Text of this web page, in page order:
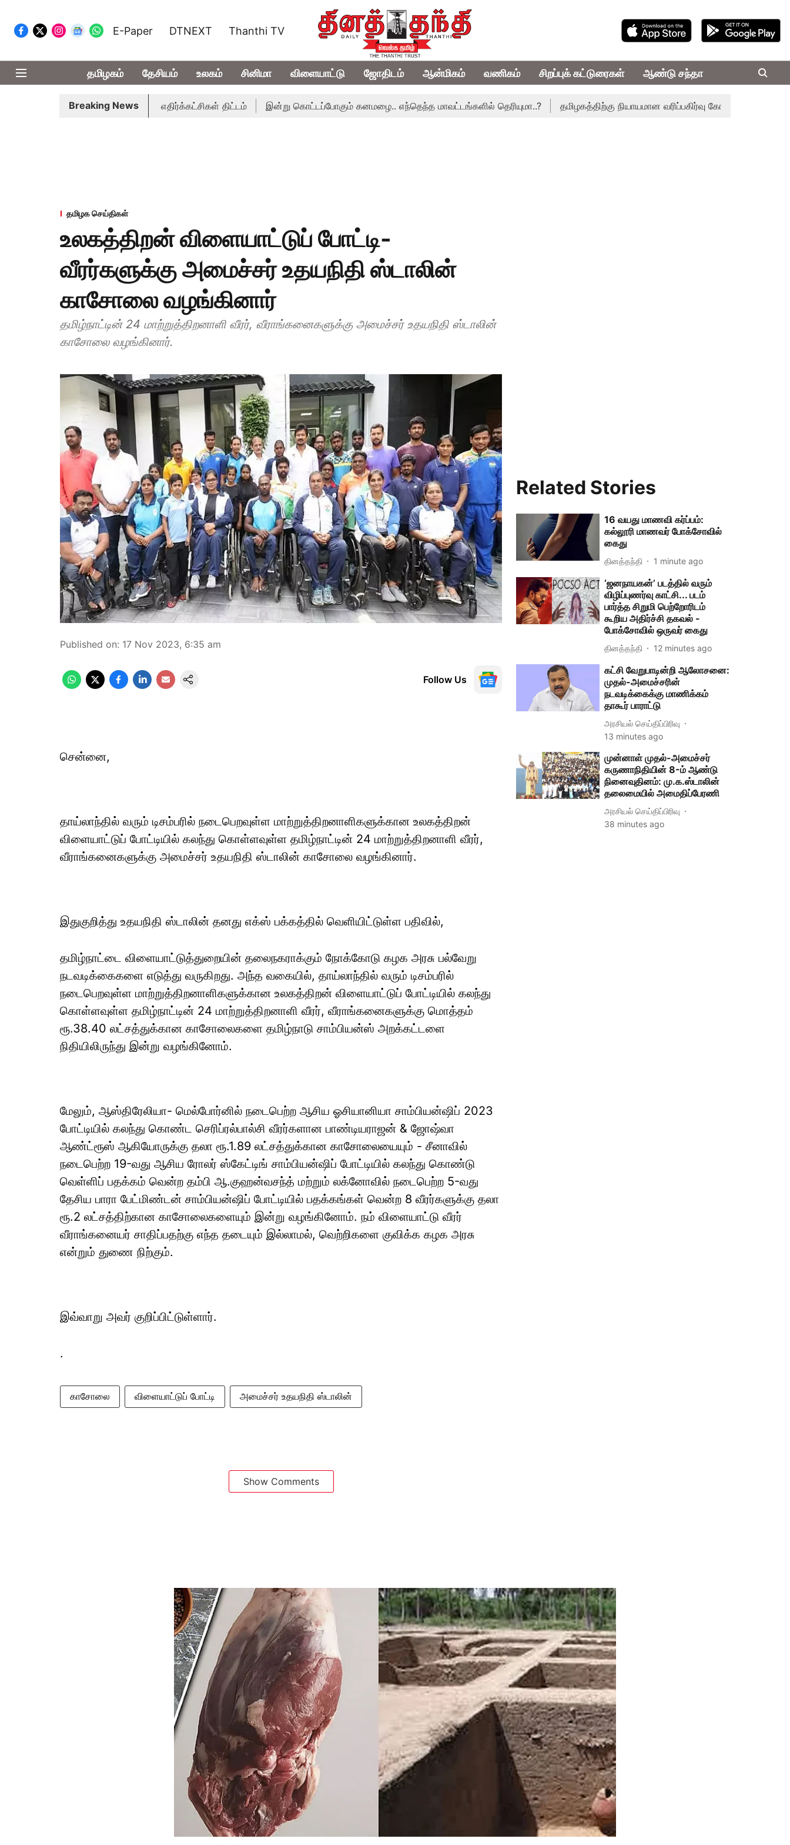
E-Paper DTNEXT Thanthi TV
தமிழகம் தேசியம் உலகம் சினிமா விளையாட்டு ஜோதிடம் ஆன்மிகம் வணிகம் சிறப்புக் கட்டுரைகள் ஆண்டு சந்தா
Breaking News
பிரச்சினைகளை எழுப்ப எதிர்க்கட்சிகள் திட்டம் இன்று கொட்டப்போகும் கனமழை.. எந்தெந்த மாவட்டங்களில் தெரியுமா..? தமிழகத்திற்கு நியாயமான வரிப்பகிர்வு கோரி சட்டசபையில் இன்று
தமிழக செய்திகள்
உலகத்திறன் விளையாட்டுப் போட்டி-
வீரர்களுக்கு அமைச்சர் உதயநிதி ஸ்டாலின்
காசோலை வழங்கினார்
தமிழ்நாட்டின் 24 மாற்றுத்திறனாளி வீரர், வீராங்கனைகளுக்கு அமைச்சர் உதயநிதி ஸ்டாலின்
காசோலை வழங்கினார்.
Published on: 17 Nov 2023, 6:35 am
Follow Us
சென்னை,
தாய்லாந்தில் வரும் டிசம்பரில் நடைபெறவுள்ள மாற்றுத்திறனாளிகளுக்கான உலகத்திறன்
விளையாட்டுப் போட்டியில் கலந்து கொள்ளவுள்ள தமிழ்நாட்டின் 24 மாற்றுத்திறனாளி வீரர்,
வீராங்கனைகளுக்கு அமைச்சர் உதயநிதி ஸ்டாலின் காசோலை வழங்கினார்.
இதுகுறித்து உதயநிதி ஸ்டாலின் தனது எக்ஸ் பக்கத்தில் வெளியிட்டுள்ள பதிவில்,
தமிழ்நாட்டை விளையாட்டுத்துறையின் தலைநகராக்கும் நோக்கோடு கழக அரசு பல்வேறு
நடவடிக்கைகளை எடுத்து வருகிறது. அந்த வகையில், தாய்லாந்தில் வரும் டிசம்பரில்
நடைபெறவுள்ள மாற்றுத்திறனாளிகளுக்கான உலகத்திறன் விளையாட்டுப் போட்டியில் கலந்து
கொள்ளவுள்ள தமிழ்நாட்டின் 24 மாற்றுத்திறனாளி வீரர், வீராங்கனைகளுக்கு மொத்தம்
ரூ.38.40 லட்சத்துக்கான காசோலைகளை தமிழ்நாடு சாம்பியன்ஸ் அறக்கட்டளை
நிதியிலிருந்து இன்று வழங்கினோம்.
மேலும், ஆஸ்திரேலியா- மெல்போர்னில் நடைபெற்ற ஆசிய ஓசியானியா சாம்பியன்ஷிப் 2023
போட்டியில் கலந்து கொண்ட செரிப்ரல்பால்சி வீரர்களான பாண்டியராஜன் & ஜோஷ்வா
ஆண்ட்ரூஸ் ஆகியோருக்கு தலா ரூ.1.89 லட்சத்துக்கான காசோலையையும் - சீனாவில்
நடைபெற்ற 19-வது ஆசிய ரோலர் ஸ்கேட்டிங் சாம்பியன்ஷிப் போட்டியில் கலந்து கொண்டு
வெள்ளிப் பதக்கம் வென்ற தம்பி ஆ.குஹன்வசந்த் மற்றும் லக்னோவில் நடைபெற்ற 5-வது
தேசிய பாரா பேட்மிண்டன் சாம்பியன்ஷிப் போட்டியில் பதக்கங்கள் வென்ற 8 வீரர்களுக்கு தலா
ரூ.2 லட்சத்திற்கான காசோலைகளையும் இன்று வழங்கினோம். நம் விளையாட்டு வீரர்
வீராங்கனையர் சாதிப்பதற்கு எந்த தடையும் இல்லாமல், வெற்றிகளை குவிக்க கழக அரசு
என்றும் துணை நிற்கும்.
இவ்வாறு அவர் குறிப்பிட்டுள்ளார்.
.
காசோலை விளையாட்டுப் போட்டி அமைச்சர் உதயநிதி ஸ்டாலின்
Show Comments
Related Stories
16 வயது மாணவி கர்ப்பம்:
கல்லூரி மாணவர் போக்சோவில்
கைது
தினத்தந்தி 1 minute ago
‘ஜனநாயகன்’ படத்தில் வரும்
விழிப்புணர்வு காட்சி... படம்
பார்த்த சிறுமி பெற்றோரிடம்
கூறிய அதிர்ச்சி தகவல் -
போக்சோவில் ஒருவர் கைது
தினத்தந்தி 12 minutes ago
கட்சி வேறுபாடின்றி ஆலோசனை:
முதல்-அமைச்சரின்
நடவடிக்கைக்கு மாணிக்கம்
தாகூர் பாராட்டு
அரசியல் செய்திப்பிரிவு
13 minutes ago
முன்னாள் முதல்-அமைச்சர்
கருணாநிதியின் 8-ம் ஆண்டு
நினைவுதினம்: மு.க.ஸ்டாலின்
தலைமையில் அமைதிப்பேரணி
அரசியல் செய்திப்பிரிவு
38 minutes ago